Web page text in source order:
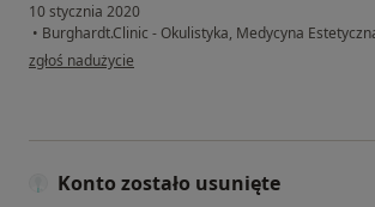
10 stycznia 2020
• Burghardt.Clinic - Okulistyka, Medycyna
w opinii użytkownika Konto zostało usunięte
zgłoś nadużycie
Konto zostało usunięte